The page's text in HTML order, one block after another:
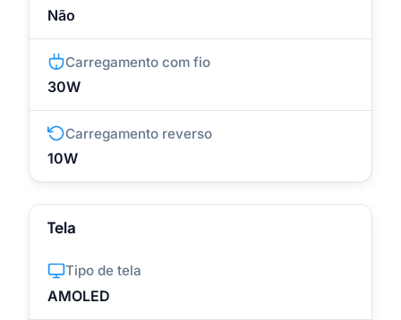
Não
Carregamento com fio
30W
Carregamento reverso
10W
Tela
Tipo de tela
AMOLED